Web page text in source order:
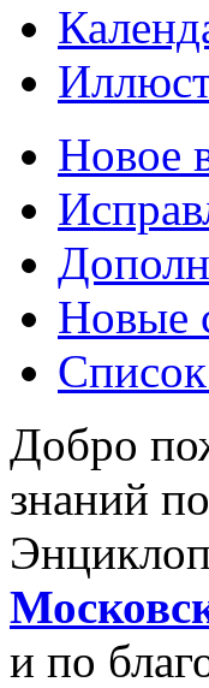
Новое
Новые
Добро
знаний
и по